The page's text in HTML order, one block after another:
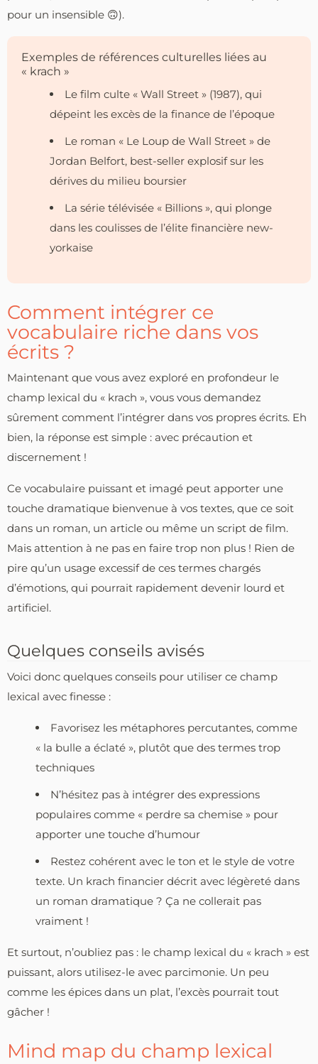
pour un insensible 🙃).
Exemples de références culturelles liées au
« krach »
Le film culte « Wall Street » (1987), qui
dépeint les excès de la finance de l’époque
Le roman « Le Loup de Wall Street » de
Jordan Belfort, best-seller explosif sur les
dérives du milieu boursier
La série télévisée « Billions », qui plonge
dans les coulisses de l’élite financière new-
yorkaise
Comment intégrer ce
vocabulaire riche dans vos
écrits ?
Maintenant que vous avez exploré en profondeur le
champ lexical du « krach », vous vous demandez
sûrement comment l’intégrer dans vos propres écrits. Eh
bien, la réponse est simple : avec précaution et
discernement !
Ce vocabulaire puissant et imagé peut apporter une
touche dramatique bienvenue à vos textes, que ce soit
dans un roman, un article ou même un script de film.
Mais attention à ne pas en faire trop non plus ! Rien de
pire qu’un usage excessif de ces termes chargés
d’émotions, qui pourrait rapidement devenir lourd et
artificiel.
Quelques conseils avisés
Voici donc quelques conseils pour utiliser ce champ
lexical avec finesse :
Favorisez les métaphores percutantes, comme
« la bulle a éclaté », plutôt que des termes trop
techniques
N’hésitez pas à intégrer des expressions
populaires comme « perdre sa chemise » pour
apporter une touche d’humour
Restez cohérent avec le ton et le style de votre
texte. Un krach financier décrit avec légèreté dans
un roman dramatique ? Ça ne collerait pas
vraiment !
Et surtout, n’oubliez pas : le champ lexical du « krach » est
puissant, alors utilisez-le avec parcimonie. Un peu
comme les épices dans un plat, l’excès pourrait tout
gâcher !
Mind map du champ lexical